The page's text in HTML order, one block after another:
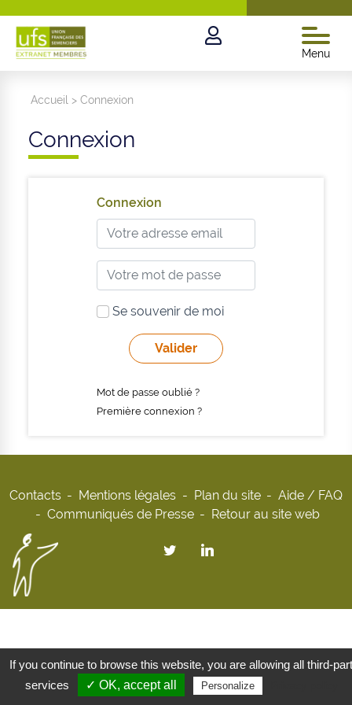
Menu
Accueil >Connexion
Connexion
Connexion
Se souvenir de moi
Mot de passe oublié ?
Première connexion ?
Contacts Mentions légales Plan du site
Aide / FAQ
Communiqués de Presse
Retour au site web
If you continue to browse this website, you are allowing all third-
services
✓ OK, accept all Personalize